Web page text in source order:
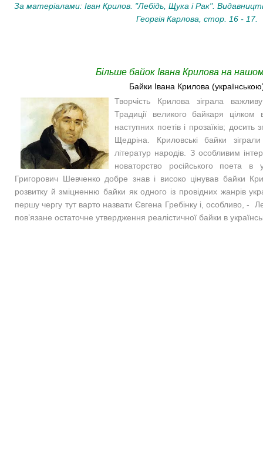
За матеріалами: Іван Крилов. "Лебідь, Щука і Рак".
Георгія Карлова, стор. 16 - 17.
Більше байок Івана Крилова на
Байки Івана Крилова
Творчість Крилова зіграла
Традиції великого байкаря цілком
наступних поетів і прозаїків; досить
Щедріна. Криловські байки
літератур народів. З особливим
новаторство російського поета в
Григорович Шевченко добре знав і високо цінував байки
розвитку й зміцненню байки як одного із провідних жанрів
першу чергу тут варто назвати Євгена Гребінку і, особливо, -
пов’язане остаточне утвердження реалістичної байки в